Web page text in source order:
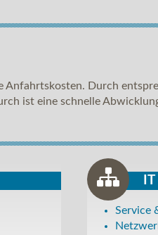
Anfahrtskosten. Durch
ist eine schnelle
Service